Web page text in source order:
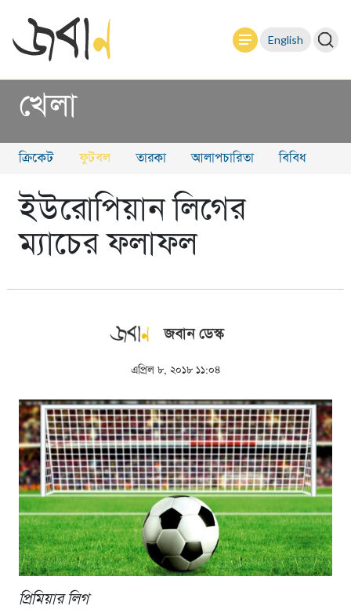
English
খেলা
ক্রিকেট ফুটবল তারকা আলাপচারিতা বিবিধ
ইউরোপিয়ান লিগের
ম্যাচের ফলাফল
জবান ডেস্ক
এপ্রিল ৮, ২০১৮ ১১:০৪
প্রিমিয়ার লিগ